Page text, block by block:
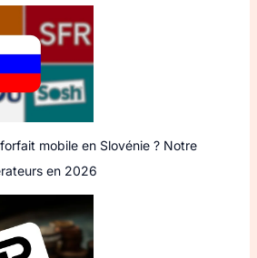
mobile en Slovénie ? Notre
en 2026